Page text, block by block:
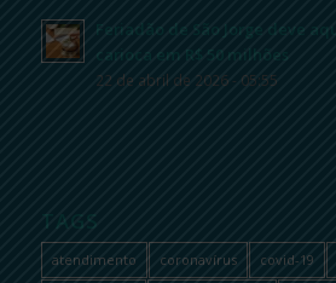
Feriadão de São Jorge deve
carioca em R$ 50 milhões
22 de abril de 2026 - 05:55
TAGS
atendimento coronavírus covid-19